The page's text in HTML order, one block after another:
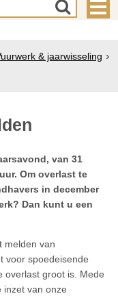
& jaarwisseling
van 31
Om overlast te
in december
Dan kunt u een
melden van
voor spoedeisende
overlast groot is. Mede
inzet van onze